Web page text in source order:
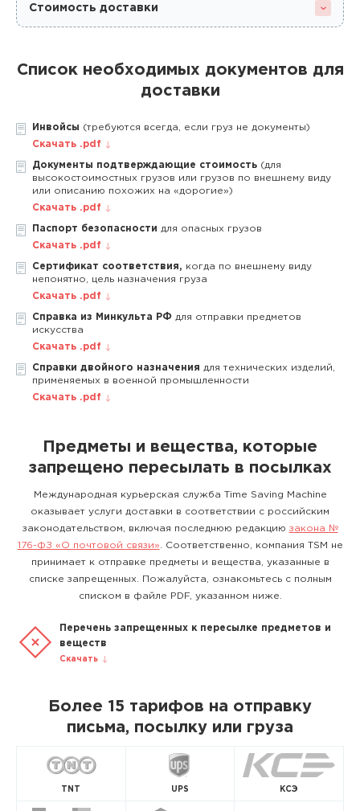
Стоимость доставки
Список необходимых документов для
доставки
Инвойсы (требуются всегда, если груз не документы)
Скачать .pdf
Документы подтверждающие стоимость (для
высокостоимостных грузов или грузов по внешнему виду
или описанию похожих на «дорогие»)
Скачать .pdf
Паспорт безопасности для опасных грузов
Скачать .pdf
Сертификат соответствия, когда по внешнему виду
непонятно, цель назначения груза
Скачать .pdf
Справка из Минкульта РФ для отправки предметов
искусства
Скачать .pdf
Справки двойного назначения для технических изделий,
применяемых в военной промышленности
Скачать .pdf
Предметы и вещества, которые
запрещено пересылать в посылках
Международная курьерская служба Time Saving Machine
оказывает услуги доставки в соответствии с российским
законодательством, включая последнюю редакцию закона №
176-ФЗ «О почтовой связи» . Соответственно, компания TSM не
принимает к отправке предметы и вещества, указанные в
списке запрещенных. Пожалуйста, ознакомьтесь с полным
списком в файле PDF, указанном ниже.
Перечень запрещенных к пересылке предметов и
веществ
Скачать
Более 15 тарифов на отправку
письма, посылку или груза
TNT UPS КСЭ